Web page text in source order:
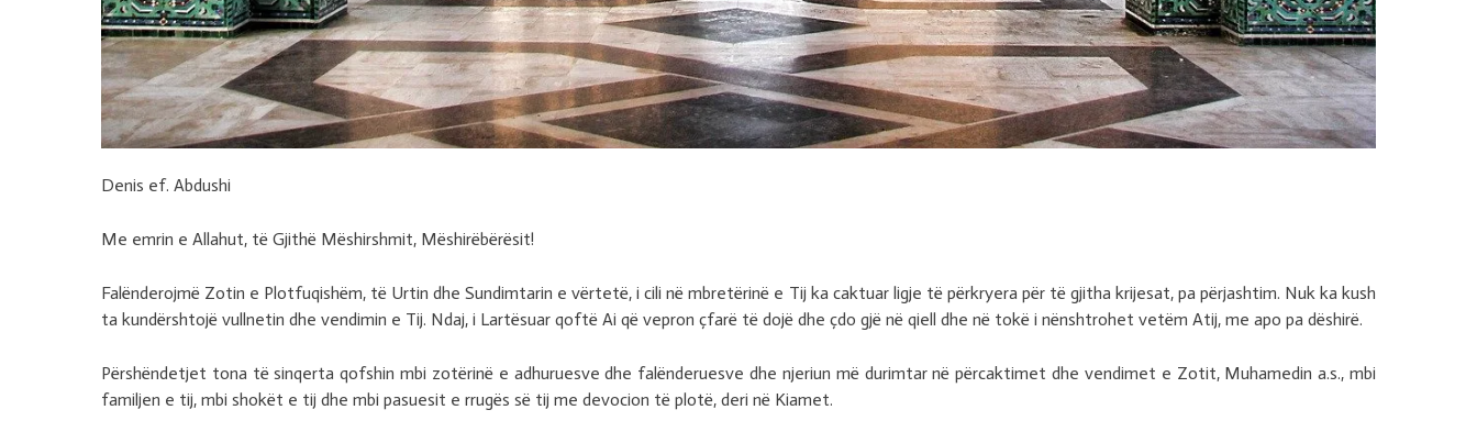
Denis ef. Abdushi
Me emrin e Allahut, të Gjithë Mëshirshmit, Mëshirëbërësit!
Falënderojmë Zotin e Plotfuqishëm, të Urtin dhe Sundimtarin e vërtetë, i cili në mbretërinë e Tij ka caktuar ligje të përkryera për të gjitha krijesat, pa përjashtim. Nuk ka kush
ta kundërshtojë vullnetin dhe vendimin e Tij. Ndaj, i Lartësuar qoftë Ai që vepron çfarë të dojë dhe çdo gjë në qiell dhe në tokë i nënshtrohet vetëm Atij, me apo pa dëshirë.
Përshëndetjet tona të sinqerta qofshin mbi zotërinë e adhuruesve dhe falënderuesve dhe njeriun më durimtar në përcaktimet dhe vendimet e Zotit, Muhamedin a.s., mbi
familjen e tij, mbi shokët e tij dhe mbi pasuesit e rrugës së tij me devocion të plotë, deri në Kiamet.